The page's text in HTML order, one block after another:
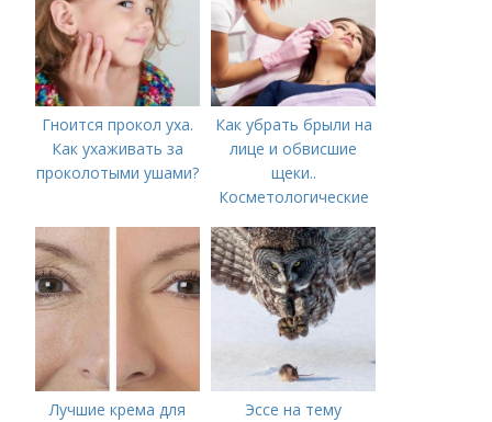
Гноится прокол уха.
Как ухаживать за
проколотыми ушами?
Как убрать брыли на
лице и обвисшие
щеки..
Косметологические
Лучшие крема для
Эссе на тему